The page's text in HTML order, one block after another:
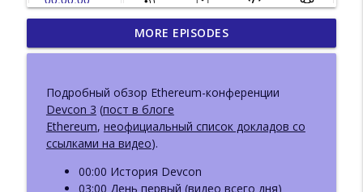
ББ-223: DWeb Camp.
Децентрализованный веб вне
info_outline
ББ-222: Иван Козлов (Resolv) о жизни
после взлома и новом продукте
Базовый Блок: подкаст про блокчейн
info_outline
ББ-221: Пост-квантовая криптография.
MORE EPISODES
Подробный обзор Ethereum-конференции
Devcon 3 (пост в блоге
Ethereum, неофициальный список докладов со
ссылками на видео).
00:00 История Devcon
03:00 День первый (видео всего дня)